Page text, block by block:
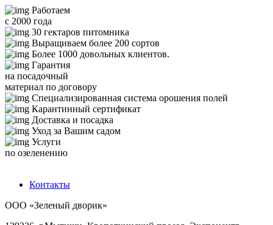
Работаем
с 2000 года
30 гектаров питомника
Выращиваем более 200 сортов
Более 1000 довольных клиентов.
Гарантия
на посадочный
материал по договору
Специализированная система орошения полей
Карантинный сертификат
Доставка и посадка
Уход за Вашим садом
Услуги
по озеленению
Контакты
ООО «Зеленый дворик»